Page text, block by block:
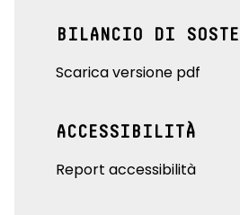
BILANCIO DI
Scarica versione pdf
ACCESSIBILITÀ
Report accessibilità